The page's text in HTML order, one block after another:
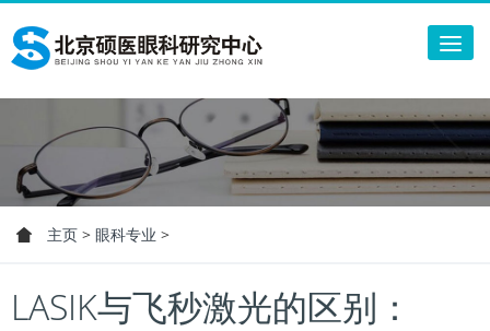
主页 > 眼科专业 >
LASIK与飞秒激光的区别：